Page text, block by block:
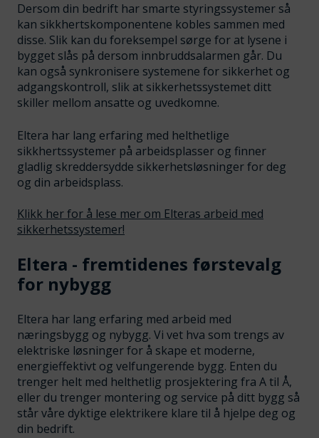
Dersom din bedrift har smarte styringssystemer så
kan sikkhertskomponentene kobles sammen med
disse. Slik kan du foreksempel sørge for at lysene i
bygget slås på dersom innbruddsalarmen går. Du
kan også synkronisere systemene for sikkerhet og
adgangskontroll, slik at sikkerhetssystemet ditt
skiller mellom ansatte og uvedkomne.
Eltera har lang erfaring med helthetlige
sikkhertssystemer på arbeidsplasser og finner
gladlig skreddersydde sikkerhetsløsninger for deg
og din arbeidsplass.
Klikk her for å lese mer om Elteras arbeid med
sikkerhetssystemer!
Eltera - fremtidenes førstevalg
for nybygg
Eltera har lang erfaring med arbeid med
næringsbygg og nybygg. Vi vet hva som trengs av
elektriske løsninger for å skape et moderne,
energieffektivt og velfungerende bygg. Enten du
trenger helt med helthetlig prosjektering fra A til Å,
eller du trenger montering og service på ditt bygg så
står våre dyktige elektrikere klare til å hjelpe deg og
din bedrift.